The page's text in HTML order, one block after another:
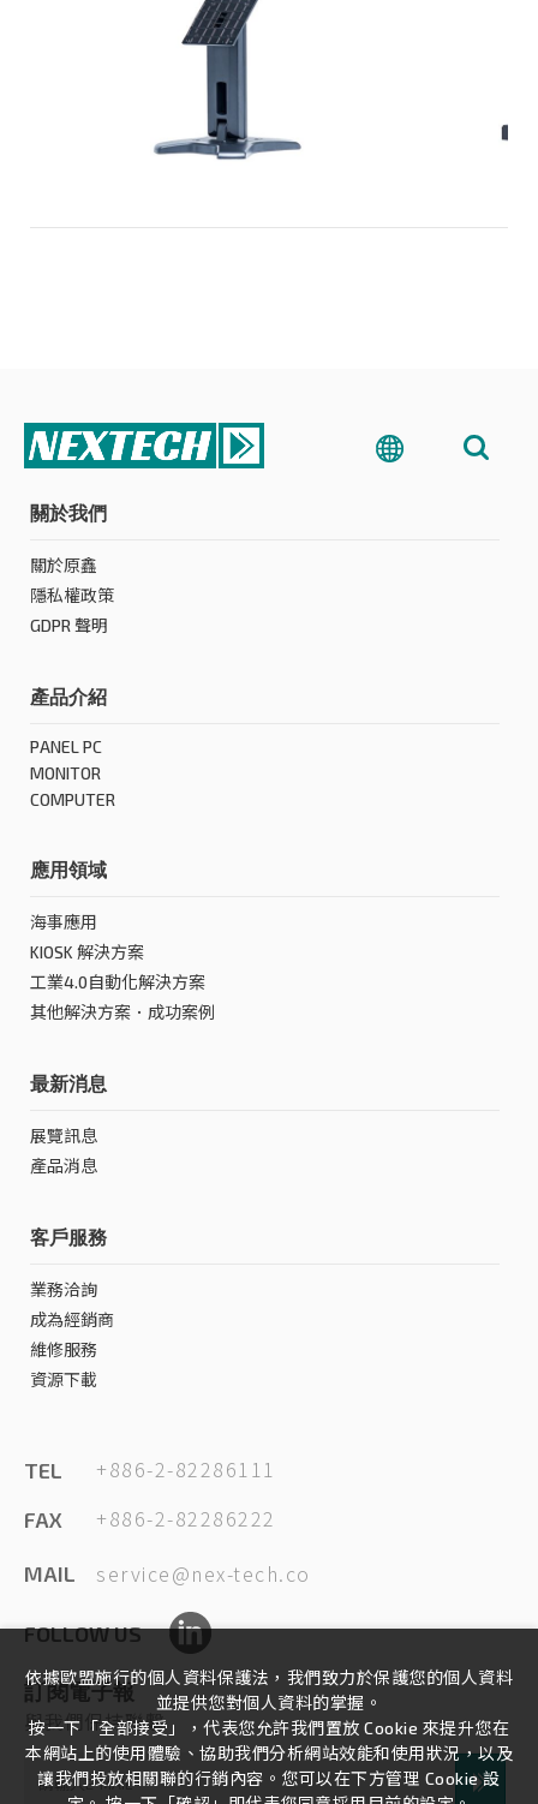
關於我們
關於原鑫
隱私權政策
GDPR 聲明
產品介紹
PANEL PC
MONITOR
COMPUTER
應用領域
海事應用
KIOSK 解決方案
工業4.0自動化解決方案
其他解決方案．成功案例
最新消息
展覽訊息
產品消息
客戶服務
業務洽詢
成為經銷商
維修服務
資源下載
TEL +886-2-82286111
FAX +886-2-82286222
MAIL service@nex-tech.co
FOLLOW US
訂閱電子報
與我們保持聯繫
依據歐盟施行的個人資料保護法，我們致力於保護您的個人資料
並提供您對個人資料的掌握。
按一下「全部接受」，代表您允許我們置放 Cookie 來提升您在
本網站上的使用體驗、協助我們分析網站效能和使用狀況，以及
讓我們投放相關聯的行銷內容。您可以在下方管理 Cookie 設